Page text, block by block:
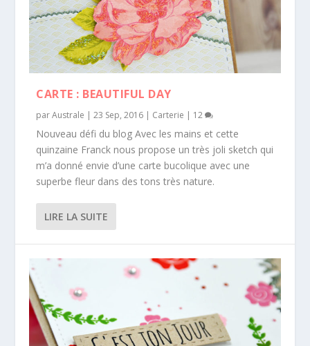
CARTE : BEAUTIFUL DAY
parAustrale |23 Sep, 2016 | Carterie | 12
Nouveau défi du blog Avec les mains et cette
quinzaine Franck nous propose un très joli sketch qui
m’a donné envie d’une carte bucolique avec une
superbe fleur dans des tons très nature.
LIRE LA SUITE